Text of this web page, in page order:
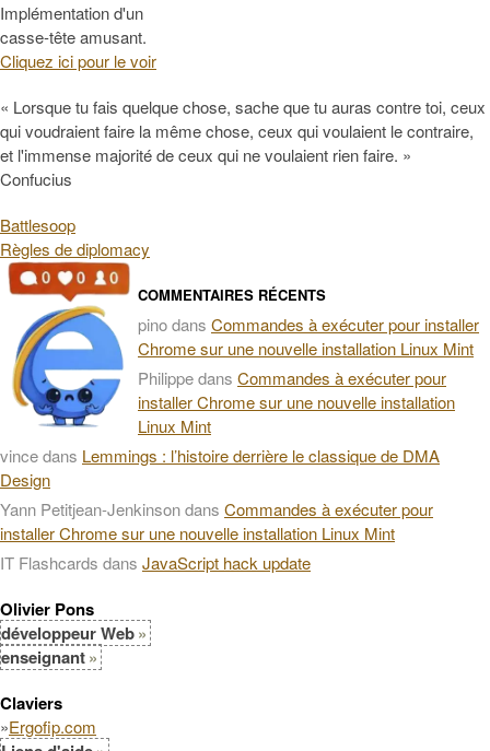
Implémentation d'un
casse-tête amusant.
Cliquez ici pour le voir
« Lorsque tu fais quelque chose, sache que tu auras contre toi, ceux
qui voudraient faire la même chose, ceux qui voulaient le contraire,
et l'immense majorité de ceux qui ne voulaient rien faire. »
Confucius
Battlesoop
Règles de diplomacy
COMMENTAIRES RÉCENTS
pinodans Commandes à exécuter pour installer
Chrome sur une nouvelle installation Linux Mint
Philippedans Commandes à exécuter pour
installer Chrome sur une nouvelle installation
Linux Mint
vincedans Lemmings : l’histoire derrière le classique de DMA
Design
Yann Petitjean-Jenkinsondans Commandes à exécuter pour
installer Chrome sur une nouvelle installation Linux Mint
IT Flashcards dans JavaScript hack update
Olivier Pons
développeur Web
enseignant
Claviers
»Ergofip.com